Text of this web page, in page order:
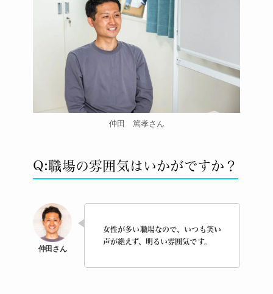
仲田 篤孝さん
Q:職場の雰囲気はいかがですか？
女性が多い職場なので、いつも笑い
声が絶えず、明るい雰囲気です。